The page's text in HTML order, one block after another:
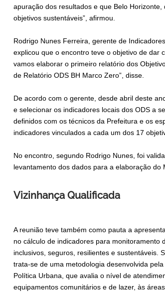
apuração dos resultados e que Belo
objetivos sustentáveis”, afirmou.
Rodrigo Nunes Ferreira, gerente de
explicou que o encontro teve o objetivo de dar
vamos elaborar o primeiro relatório dos
de Relatório ODS BH Marco Zero”, disse.
De acordo com o gerente, desde abril deste
e selecionar os indicadores locais dos ODS a
definidos com os técnicos da Prefeitura e os
indicadores vinculados a cada um dos 17
No encontro, segundo Rodrigo Nunes, foi
levantamento dos dados para a elaboração do
Vizinhança Qualificada
A reunião teve também como pauta a
no cálculo de indicadores para monitoramento
inclusivos, seguros, resilientes e sustentáveis.
trata-se de uma metodologia desenvolvida
Política Urbana, que avalia o nível de
equipamentos comunitários e de lazer, às